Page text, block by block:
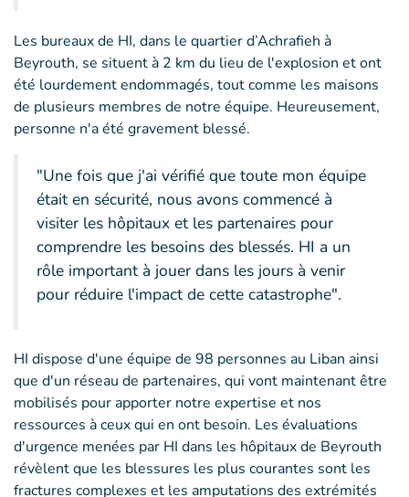
Les bureaux de HI, dans le quartier d’Achrafieh à
Beyrouth, se situent à 2 km du lieu de l'explosion et ont
été lourdement endommagés, tout comme les maisons
de plusieurs membres de notre équipe. Heureusement,
personne n'a été gravement blessé.
"Une fois que j'ai vérifié que toute mon équipe
était en sécurité, nous avons commencé à
visiter les hôpitaux et les partenaires pour
comprendre les besoins des blessés. HI a un
rôle important à jouer dans les jours à venir
pour réduire l'impact de cette catastrophe".
HI dispose d'une équipe de 98 personnes au Liban ainsi
que d'un réseau de partenaires, qui vont maintenant être
mobilisés pour apporter notre expertise et nos
ressources à ceux qui en ont besoin. Les évaluations
d'urgence menées par HI dans les hôpitaux de Beyrouth
révèlent que les blessures les plus courantes sont les
fractures complexes et les amputations des extrémités